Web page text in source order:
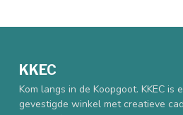
KKEC
Kom langs in de Koopgoot. KKEC is
gevestigde winkel met creatieve